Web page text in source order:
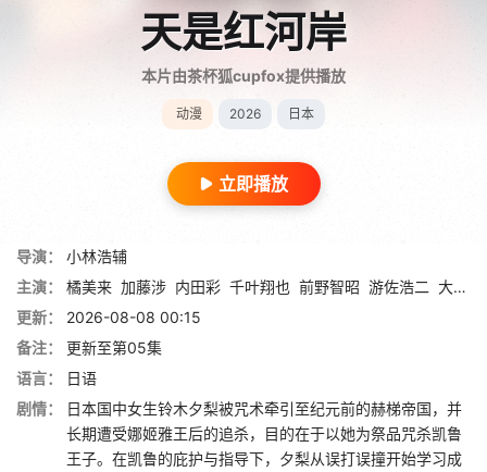
天是红河岸
本片由茶杯狐cupfox提供播放
动漫 2026 日本
立即播放
导演：
小林浩辅
主演：
橘美来 加藤涉 内田彩 千叶翔也 前野智昭 游佐浩二 大野智敬
更新：
2026-08-08 00:15
备注：
更新至第05集
语言：
日语
剧情：
日本国中女生铃木夕梨被咒术牵引至纪元前的赫梯帝国，并
长期遭受娜姬雅王后的追杀，目的在于以她为祭品咒杀凯鲁
王子。在凯鲁的庇护与指导下，夕梨从误打误撞开始学习成